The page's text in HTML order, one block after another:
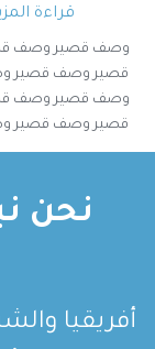
قراءة
وصف قصير وصف
قصير وصف قصير
وصف قصير وصف
قصير وصف قصير
وصف قصير
نحن
أفريقيا